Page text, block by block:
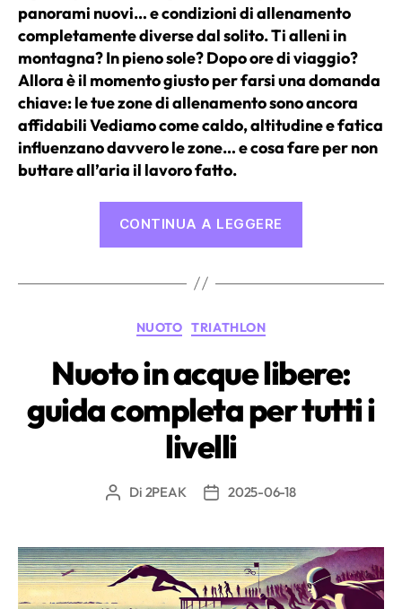
panorami nuovi… e condizioni di allenamento
completamente diverse dal solito. Ti alleni in
montagna? In pieno sole? Dopo ore di viaggio?
Allora è il momento giusto per farsi una domanda
chiave: le tue zone di allenamento sono ancora
affidabiliVediamo come caldo, altitudine e fatica
influenzano davvero le zone… e cosa fare per non
buttare all’aria il lavoro fatto.
CONTINUA A LEGGERE
di
con
caldo,
Categorie
NUOTO TRIATHLON
Nuoto in acque libere:
guida completa per tutti i
livelli
Autore
Di 2PEAK
Data2025-06-18